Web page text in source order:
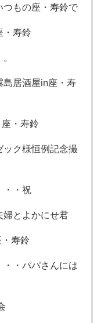
もの座・寿鈴で
・寿鈴
島居酒屋in座・寿
・寿鈴
ク様恒例記念撮
・・祝
婦とよかにせ君
寿鈴
・パパさんには